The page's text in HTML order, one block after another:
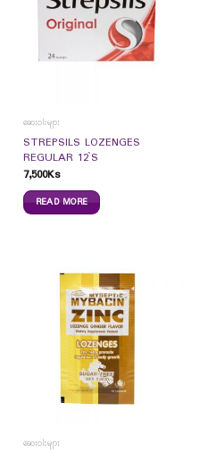
ဆေးဝါးများ
STREPSILS LOZENGES
REGULAR 12`S
7,500Ks
READ MORE
ဆေးဝါးများ